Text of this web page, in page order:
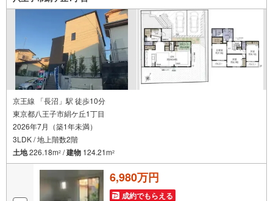
いたします。お住まい探しは朝日土地建物（株）八王子
店 営業5課にお任せください！
京王線 「長沼」駅 徒歩10分
東京都八王子市絹ケ丘1丁目
2026年7月（築1年未満）
3LDK / 地上階数2階
土地226.18m2 /建物 124.21m2
6,980万円
成約でもらえる